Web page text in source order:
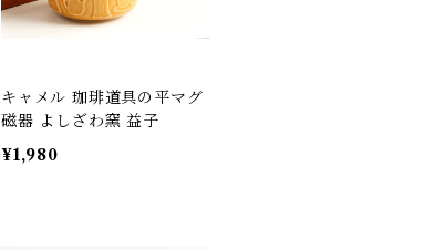
キャメル 珈琲道具の平マグ
磁器 よしざわ窯 益子
¥1,980